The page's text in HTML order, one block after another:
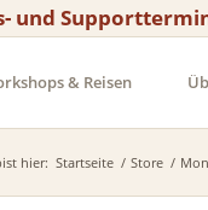
und
& Reisen
hier: Startseite / Store /